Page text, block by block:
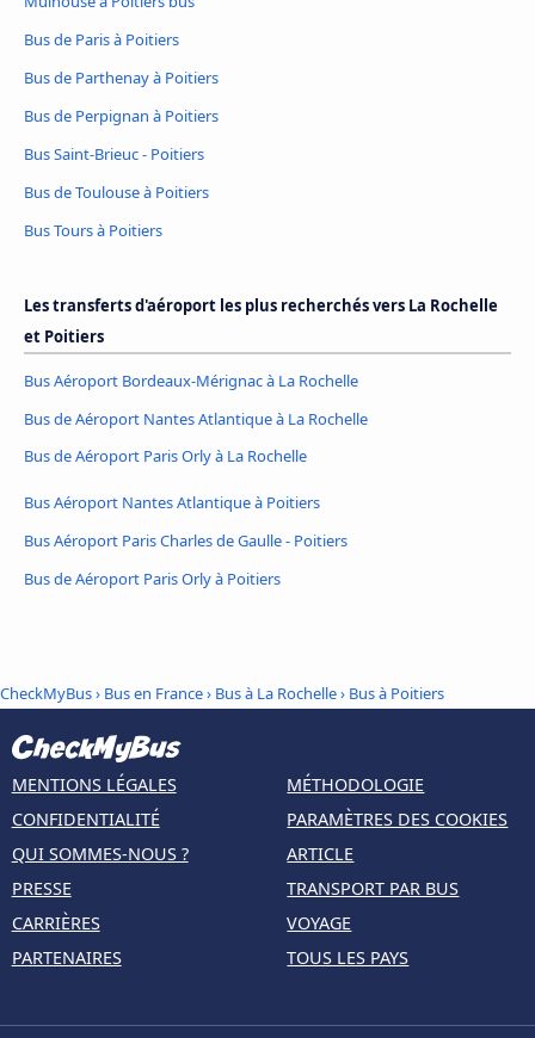
Bus de Paris à Poitiers
Bus de Parthenay à Poitiers
Bus de Perpignan à Poitiers
Bus Saint-Brieuc - Poitiers
Bus de Toulouse à Poitiers
Bus Tours à Poitiers
Les transferts d'aéroport les plus recherchés vers La Rochelle
et Poitiers
Bus Aéroport Bordeaux-Mérignac à La Rochelle
Bus de Aéroport Nantes Atlantique à La Rochelle
Bus de Aéroport Paris Orly à La Rochelle
Bus Aéroport Nantes Atlantique à Poitiers
Bus Aéroport Paris Charles de Gaulle - Poitiers
Bus de Aéroport Paris Orly à Poitiers
CheckMyBus› Bus en France› Bus à La Rochelle› Bus à Poitiers
MENTIONS LÉGALES
CONFIDENTIALITÉ
QUI SOMMES-NOUS ?
PRESSE
CARRIÈRES
PARTENAIRES
MÉTHODOLOGIE
PARAMÈTRES DES COOKIES
ARTICLE
TRANSPORT PAR BUS
VOYAGE
TOUS LES PAYS